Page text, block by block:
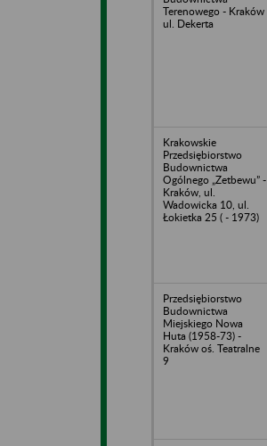
Terenowego - Kraków
ul. Dekerta
Krakowskie
Przedsiębiorstwo
Budownictwa
Ogólnego „Zetbewu” -
Kraków, ul.
Wadowicka 10, ul.
Łokietka 25 ( - 1973)
Przedsiębiorstwo
Budownictwa
Miejskiego Nowa
Huta (1958-73) -
Kraków oś. Teatralne
9